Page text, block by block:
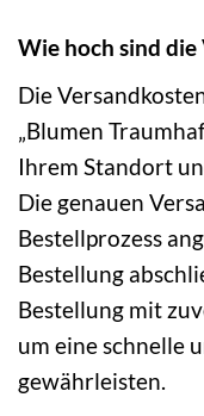
Wie hoch sind die
Die
„Blumen
Ihrem Standort
Die genauen
Bestellprozess
Bestellung
Bestellung mit
um eine schnelle
gewährleisten.